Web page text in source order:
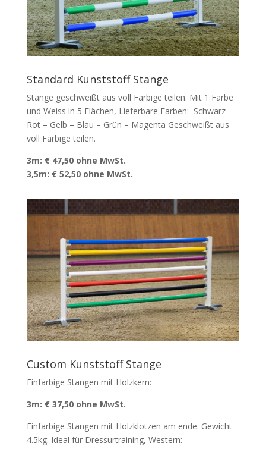
Standard Kunststoff Stange
Stange geschweißt aus voll Farbige teilen. Mit 1 Farbe
und Weiss in 5 Flächen, Lieferbare Farben: Schwarz –
Rot – Gelb – Blau – Grün – Magenta Geschweißt aus
voll Farbige teilen.
3m: € 47,50 ohne MwSt.
3,5m: € 52,50 ohne MwSt.
Custom Kunststoff Stange
Einfarbige Stangen mit Holzkern:
3m: € 37,50 ohne MwSt.
Einfarbige Stangen mit Holzklotzen am ende. Gewicht
4.5kg. Ideal für Dressurtraining, Western: